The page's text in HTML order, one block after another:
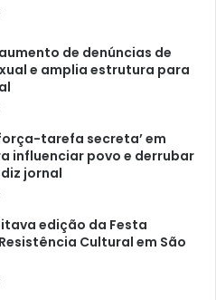
de denúncias de
e amplia estrutura para
tarefa secreta’ em
influenciar povo e derrubar
jornal
edição da Festa
Cultural em São